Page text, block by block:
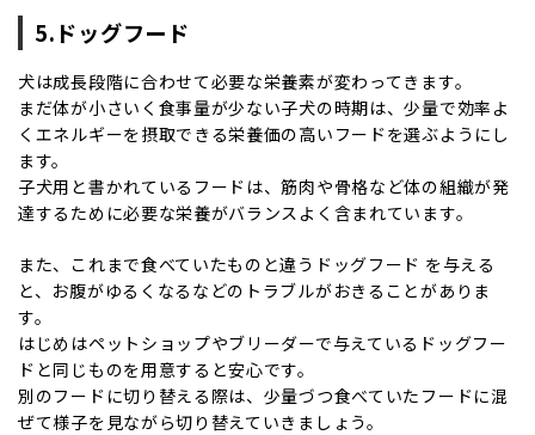
5.ドッグフード
犬は成長段階に合わせて必要な栄養素が変わってきます。
まだ体が小さいく食事量が少ない子犬の時期は、少量で効率よ
くエネルギーを摂取できる栄養価の高いフードを選ぶようにし
ます。
子犬用と書かれているフードは、筋肉や骨格など体の組織が発
達するために必要な栄養がバランスよく含まれています。
また、これまで食べていたものと違うドッグフード を与える
と、お腹がゆるくなるなどのトラブルがおきることがありま
す。
はじめはペットショップやブリーダーで与えているドッグフー
ドと同じものを用意すると安心です。
別のフードに切り替える際は、少量づつ食べていたフードに混
ぜて様子を見ながら切り替えていきましょう。